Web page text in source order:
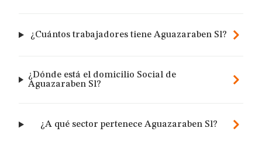
¿Cuántos trabajadores tiene Aguazaraben Sl?
¿Dónde está el domicilio Social de
Aguazaraben Sl?
¿A qué sector pertenece Aguazaraben Sl?